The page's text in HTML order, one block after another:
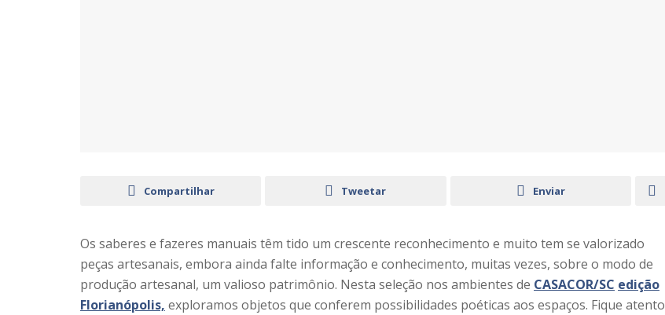
Compartilhar Tweetar Enviar
Os saberes e fazeres manuais têm tido um crescente reconhecimento e muito tem se valorizado
peças artesanais, embora ainda falte informação e conhecimento, muitas vezes, sobre o modo de
produção artesanal, um valioso patrimônio. Nesta seleção nos ambientes de CASACOR/SC edição
Florianópolis, exploramos objetos que conferem possibilidades poéticas aos espaços. Fique atento